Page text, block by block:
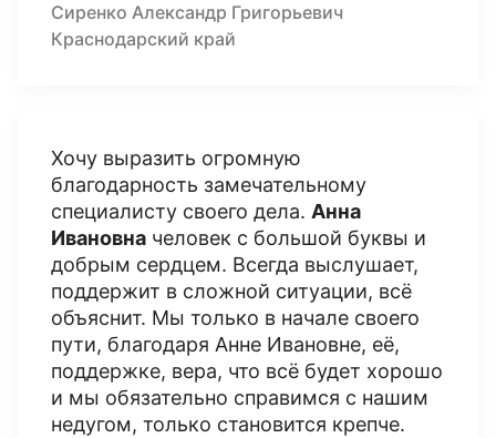
Сиренко Александр Григорьевич
Краснодарский край
Хочу выразить огромную
благодарность замечательному
специалисту своего дела. Анна
Ивановна человек с большой буквы и
добрым сердцем. Всегда выслушает,
поддержит в сложной ситуации, всё
объяснит. Мы только в начале своего
пути, благодаря Анне Ивановне, её,
поддержке, вера, что всё будет хорошо
и мы обязательно справимся с нашим
недугом, только становится крепче.